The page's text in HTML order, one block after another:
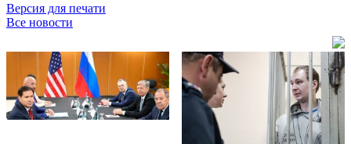
Версия для печати
Все новости